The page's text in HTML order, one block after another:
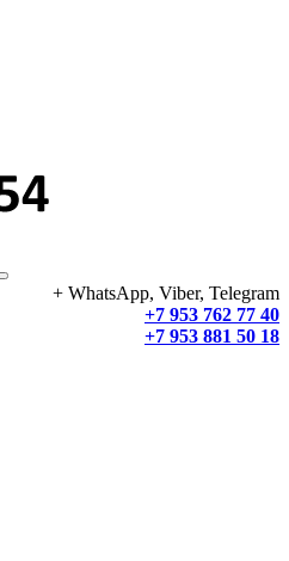
+ WhatsApp, Viber, Telegram
+7 953 762 77 40
+7 953 881 50 18